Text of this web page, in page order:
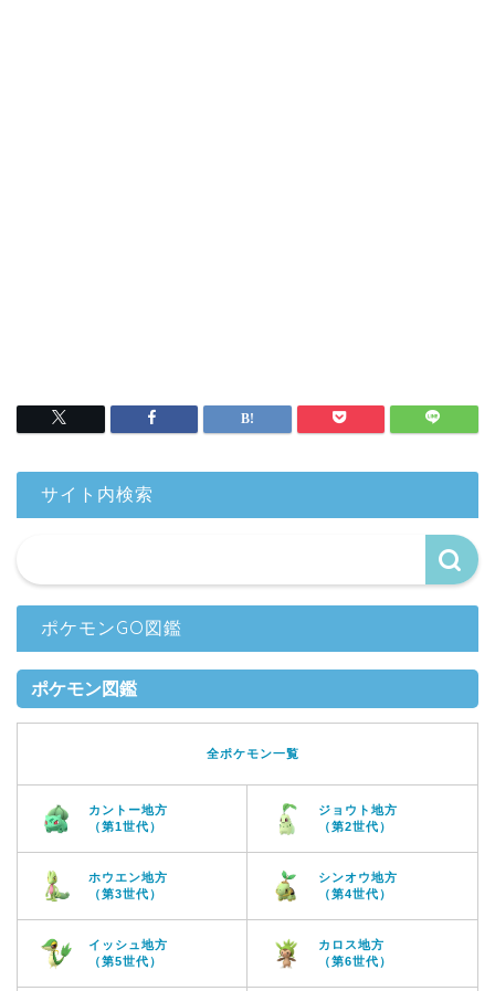
サイト内検索
ポケモンGO図鑑
ポケモン図鑑
全ポケモン一覧
カントー地方
（第1世代）
ジョウト地方
（第2世代）
ホウエン地方
（第3世代）
シンオウ地方
（第4世代）
イッシュ地方
（第5世代）
カロス地方
（第6世代）